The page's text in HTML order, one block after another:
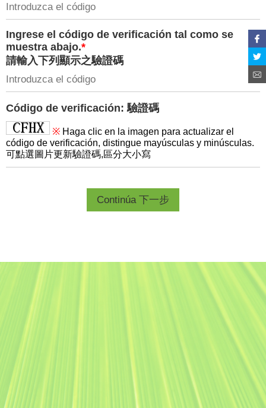
Ingrese el código de verificación tal como se
muestra abajo.*
請輸入下列顯示之驗證碼
Código de verificación: 驗證碼
※ Haga clic en la imagen para actualizar el
código de verificación, distingue mayúsculas y minúsculas.
可點選圖片更新驗證碼,區分大小寫
Continúa 下一步